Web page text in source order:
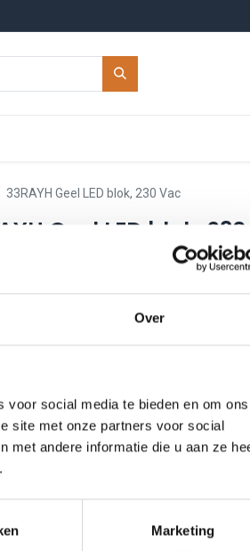
Over
social media te bieden en om ons
site met onze partners voor social
met andere informatie die u aan ze
Marketing
33RAYH Geel LED blok, 230 Vac
Geel LED blok,
Toevoegen aan verlanglijst